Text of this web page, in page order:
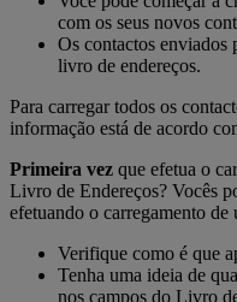
com os seus novos
Os contactos enviados
livro de endereços.
Para carregar todos os
informação está de acordo
Primeira vez que efetua o
Livro de Endereços? Vocês
efetuando o carregamento de
Verifique como é que
Tenha uma ideia de
nos campos do Livro